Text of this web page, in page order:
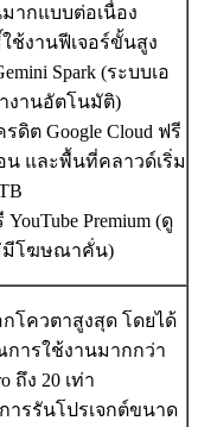
ากแบบต่อเนื่อง
ช้งานฟีเจอร์ขั้นสูง
Spark (ระบบเอ
งานอัตโนมัติ)
รดิต Google Cloud ฟรี
น และพื้นที่คลาวด์เริ่ม
Premium (ดู
มีโฆษณาคั่น)
โควตาสูงสุด โดยได้
ารใช้งานมากกว่า
ถึง 20 เท่า
ารรันโปรเจกต์ขนาด